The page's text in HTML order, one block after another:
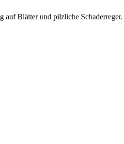
Blätter und pilzliche Schaderreger.